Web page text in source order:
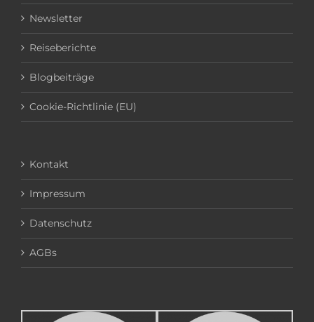
Newsletter
Reiseberichte
Blogbeiträge
Cookie-Richtlinie (EU)
Kontakt
Impressum
Datenschutz
AGBs